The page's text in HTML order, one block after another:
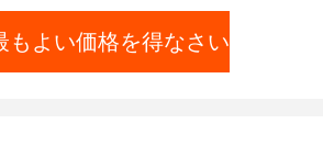
もよい価格を得なさい